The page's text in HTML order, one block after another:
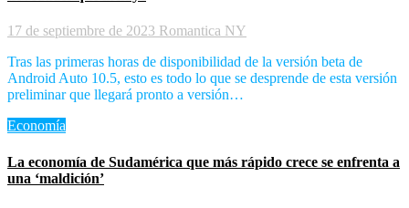
17 de septiembre de 2023 Romantica NY
Tras las primeras horas de disponibilidad de la versión beta de
Android Auto 10.5, esto es todo lo que se desprende de esta versión
preliminar que llegará pronto a versión…
Economía
La economía de Sudamérica que más rápido crece se enfrenta a
una ‘maldición’